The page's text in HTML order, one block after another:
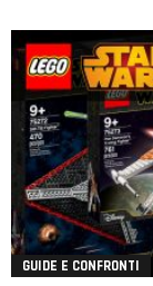
GUIDE E CONFRONTI